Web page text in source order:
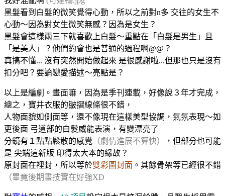
黑髮看到白髮的微笑覺得心動，所以之前對n多 交往的女生不
心動～因為對女生微笑無感？因為是女生？
黑髮會這樣兩三下就喜歡上白髮～重點在「白髮是男生」且
「是美人」？他們約會也是普通的過程啊@@？
真搞不懂... 沒有突然開始做起來 是很感謝啦...但那也只是沒有
扣分吧？要論戀愛描述～亮點是？
以上是編劇。畫面嘛，因為是季刊連載，好像說３年才完成，
總之，寶井衣服的皺摺線條很不錯，
人物面貌如側面等，還不像現在這樣美型協調，氣氛表現～如
更後面 弓道部的白髮威能表演，有變漂亮了
分鏡有１點點鬆散的感覺 （劇情進展不算快）
，但部分也可能
是 尖端這新版 印得太大本的緣故？
原封面在裡封，所以等於雙彩圖封面 。其餘骨架等已經很不錯
（畢竟後期畫技實在好強XD